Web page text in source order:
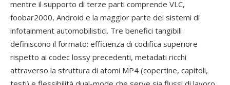
mentre il supporto di terze parti comprende VLC,
foobar2000, Android e la maggior parte dei sistemi di
infotainment automobilistici. Tre benefici tangibili
definiscono il formato: efficienza di codifica superiore
rispetto ai codec lossy precedenti, metadati ricchi
attraverso la struttura di atomi MP4 (copertine, capitoli,